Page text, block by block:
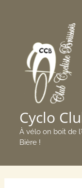
Cyclo
À vélo on boit de
Bière !